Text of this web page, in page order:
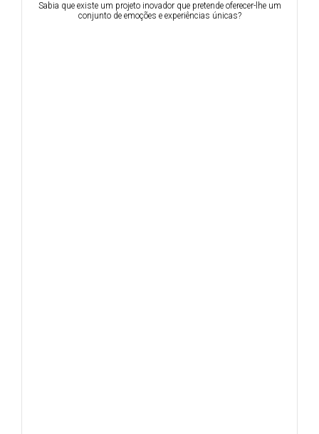
Sabia que existe um projeto inovador que pretende oferecer-lhe um
conjunto de emoções e experiências únicas?